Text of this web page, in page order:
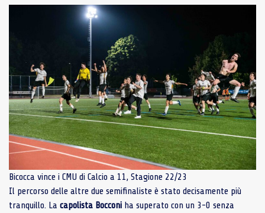
Bicocca vince i CMU di Calcio a 11, Stagione 22/23
Il percorso delle altre due semifinaliste è stato decisamente più
tranquillo. La capolista Bocconi ha superato con un 3-0 senza